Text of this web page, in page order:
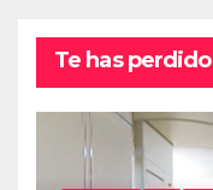
Te has perdido